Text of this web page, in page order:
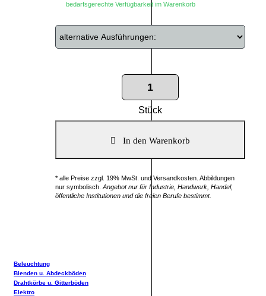
bedarfsgerechte Verfügbarkeit im Warenkorb
Stück
* alle Preise zzgl. 19% MwSt. und Versandkosten. Abbildungen
nur symbolisch. Angebot nur für Industrie, Handwerk, Handel,
öffentliche Institutionen und die freien Berufe bestimmt.
Beleuchtung
Blenden u. Abdeckböden
Drahtkörbe u. Gitterböden
Elektro